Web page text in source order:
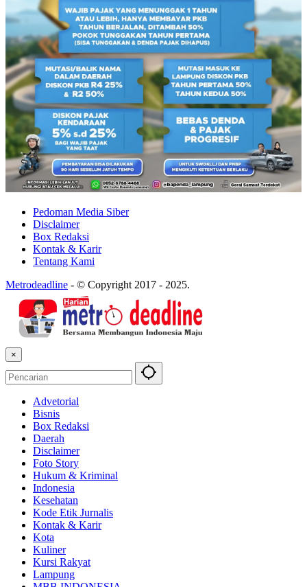
Pedoman Media Siber
Disclaimer
Box Redaksi
Kontak & Karir
Tentang Kami
Metrodeadline - © Copyright 2017 - 2025.
×
Advetorial
Bisnis
Box Redaksi
Daerah
Disclaimer
Foto Story
Hukum & Kriminal
Indonesia
Kesehatan
Kode Etik Jurnalis
Kontak & Karir
Kota
Kuliner
Kursi Rakyat
Lampung